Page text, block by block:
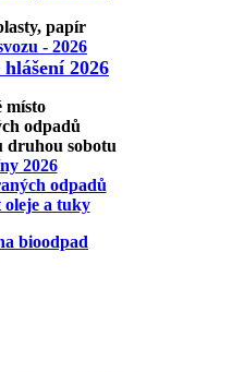
papír
- 2026
2026
místo
odpadů
druhou sobotu
2026
odpadů
a tuky
bioodpad